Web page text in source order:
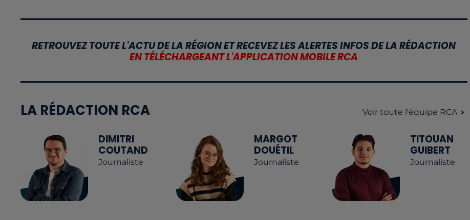
RETROUVEZ TOUTE L'ACTU DE LA RÉGION ET RECEVEZ LES ALERTES INFOS DE LA RÉDACTION
EN TÉLÉCHARGEANT L'APPLICATION MOBILE RCA
LA RÉDACTION RCA Voir toute l'équipe RCA
DIMITRI
COUTAND
Journaliste
MARGOT
DOUÉTIL
Journaliste
TITOUAN
GUIBERT
Journaliste